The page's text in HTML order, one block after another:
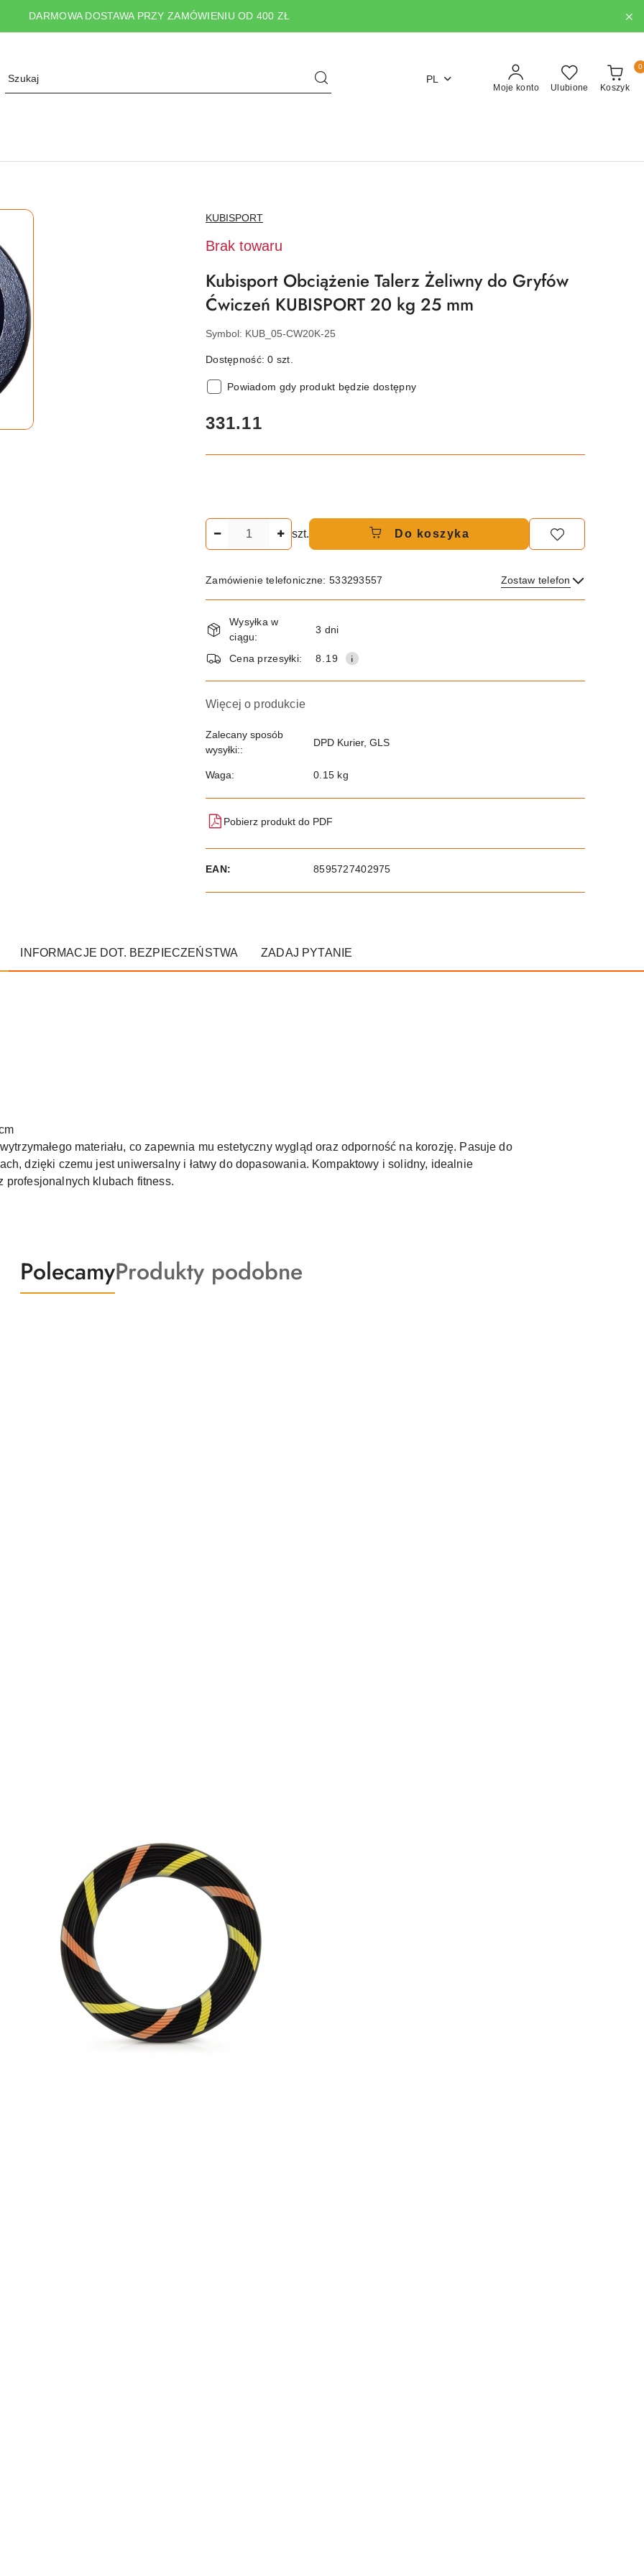
DARMOWA DOSTAWA PRZY ZAMÓWIENIU OD 400 ZŁ
PL
Moje konto Ulubione Koszyk
0
NAZWA
PRODUCENTA:
KUBISPORT
Brak towaru
Kubisport Obciążenie Talerz Żeliwny do Gryfów
Ćwiczeń KUBISPORT 20 kg 25 mm
Symbol: KUB_05-CW20K-25
Dostępność:0 szt.
Powiadom gdy produkt będzie dostępny
cena:
331.11
szt. Do koszyka
Zamówienie telefoniczne: 533293557 Zostaw telefon
Wyślij
Dostępność
i
dostawa
Wysyłka w
ciągu:
3 dni
Cena przesyłki: 8.19
Więcej o produkcie
Zalecany sposób
wysyłki::
DPD Kurier, GLS
Waga: 0.15 kg
Pobierz produkt do PDF
EAN: 8595727402975
INFORMACJE DOT. BEZPIECZEŃSTWA ZADAJ PYTANIE
materiału, co zapewnia mu estetyczny wygląd oraz odporność na korozję. Pasuje do
dzięki czemu jest uniwersalny i łatwy do dopasowania. Kompaktowy i solidny, idealnie
profesjonalnych klubach fitness.
Produkty
o
PolecamyProdukty
o
Produkty podobne